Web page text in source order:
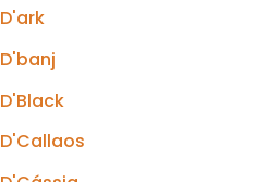
D'ark
D'banj
D'Black
D'Callaos